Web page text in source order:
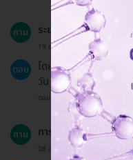
ถาม ระยะเวลาการฟื้นตัวห
19 ธ.ค. 2024
ตอบ
โดยทั่วไปอาการข้างเคี
วัน
ตอบโดยทีมงาน HD
ถาม การนัดหมายติดตามห
08 ส.ค. 2023